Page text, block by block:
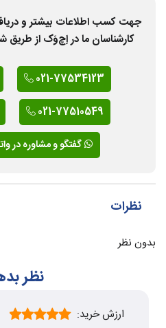
جهت کسب اطلاعات بیشتر و
کارشناسان ما در اِچ‌وَک از طریق
021-77534123
021-77510549
گفتگو و مشاوره در
نظرات
بدون نظر
نظر
ارزش خرید: